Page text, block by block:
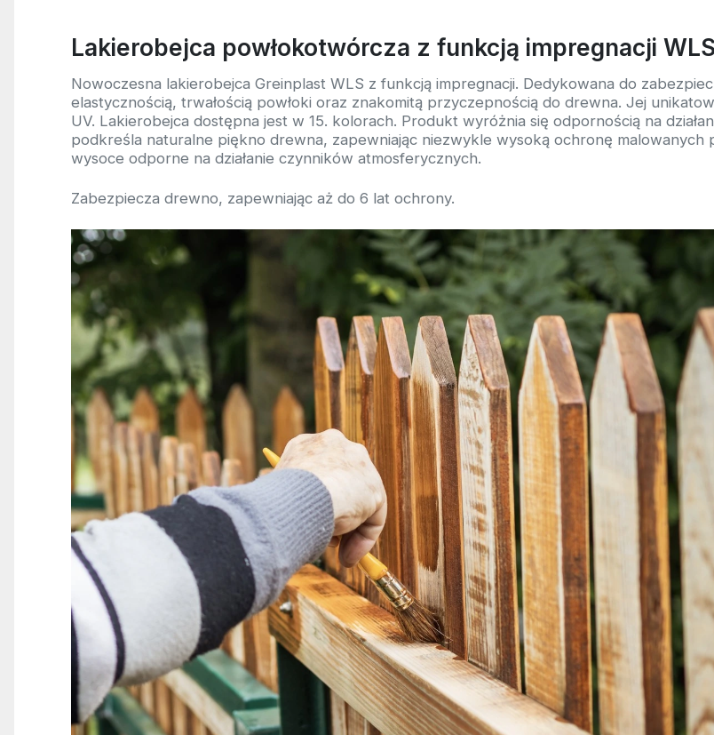
Lakierobejca powłokotwórcza z funkcją impregnacji WLS
Nowoczesna lakierobejca Greinplast WLS z funkcją impregnacji. Dedykowana do
elastycznością, trwałością powłoki oraz znakomitą przyczepnością do drewna. Jej
UV. Lakierobejca dostępna jest w 15. kolorach. Produkt wyróżnia się odpornością na
podkreśla naturalne piękno drewna, zapewniając niezwykle wysoką ochronę malowanych
wysoce odporne na działanie czynników atmosferycznych.
Zabezpiecza drewno, zapewniając aż do 6 lat ochrony.